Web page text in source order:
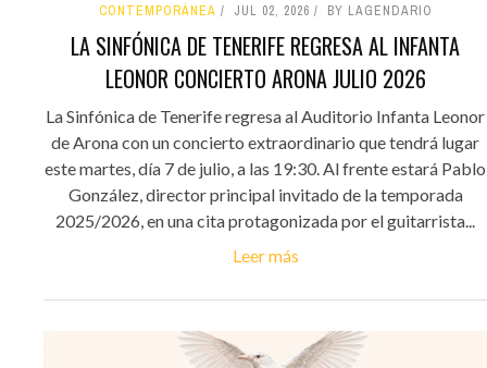
CONTEMPORÁNEA JUL 02, 2026 BY LAGENDARIO
LA SINFÓNICA DE TENERIFE REGRESA AL INFANTA
LEONOR CONCIERTO ARONA JULIO 2026
La Sinfónica de Tenerife regresa al Auditorio Infanta Leonor
de Arona con un concierto extraordinario que tendrá lugar
este martes, día 7 de julio, a las 19:30. Al frente estará Pablo
González, director principal invitado de la temporada
2025/2026, en una cita protagonizada por el guitarrista...
Leer más